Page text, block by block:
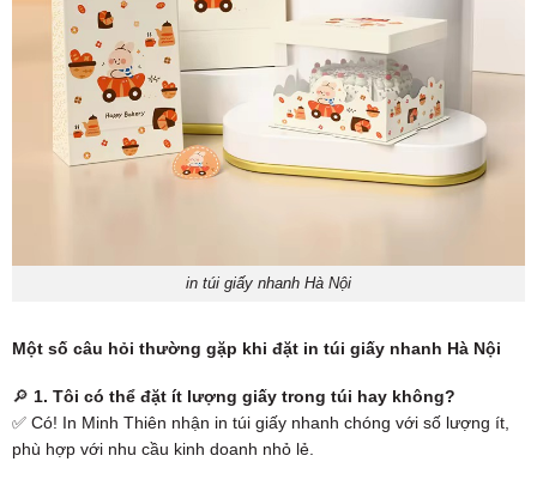
in túi giấy nhanh Hà Nội
Một số câu hỏi thường gặp khi đặt in túi giấy nhanh Hà Nội
🔎 1. Tôi có thể đặt ít lượng giấy trong túi hay không?
✅ Có! In Minh Thiên nhận in túi giấy nhanh chóng với số lượng ít,
phù hợp với nhu cầu kinh doanh nhỏ lẻ.